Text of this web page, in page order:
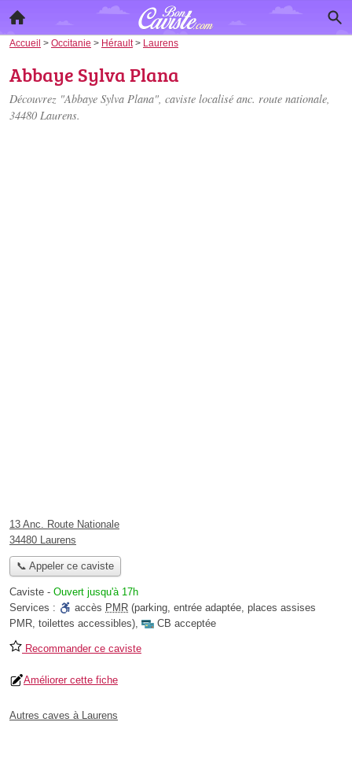
Accueil > Occitanie > Hérault> Laurens
Abbaye Sylva Plana
Découvrez "Abbaye Sylva Plana", caviste localisé anc. route nationale,
34480 Laurens.
13 Anc. Route Nationale
34480 Laurens
📞 Appeler ce caviste
Caviste - Ouvert jusqu'à 17h
Services :
accès PMR (parking, entrée adaptée, places assises
PMR, toilettes accessibles), CB acceptée
Recommander ce caviste
Améliorer cette fiche
Autres caves à Laurens